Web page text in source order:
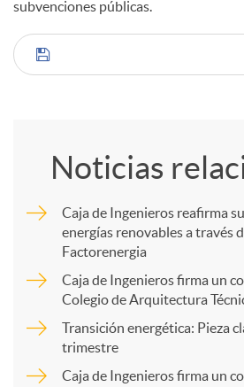
subvenciones públicas.
C
m
r
Noticias
Caja de Ingenieros reafirma
energías renovables a través
Factorenergia
Caja de Ingenieros firma un
Colegio de Arquitectura
Transición energética: Pieza
trimestre
Caja de Ingenieros firma un